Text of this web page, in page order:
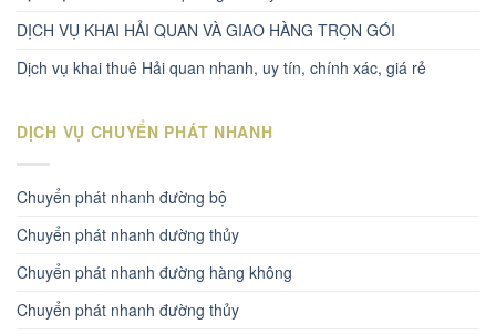
DỊCH VỤ KHAI HẢI QUAN VÀ GIAO HÀNG TRỌN GÓI
Dịch vụ khai thuê Hải quan nhanh, uy tín, chính xác, giá rẻ
DỊCH VỤ CHUYỂN PHÁT NHANH
Chuyển phát nhanh đường bộ
Chuyển phát nhanh dường thủy
Chuyển phát nhanh đường hàng không
Chuyển phát nhanh đường thủy